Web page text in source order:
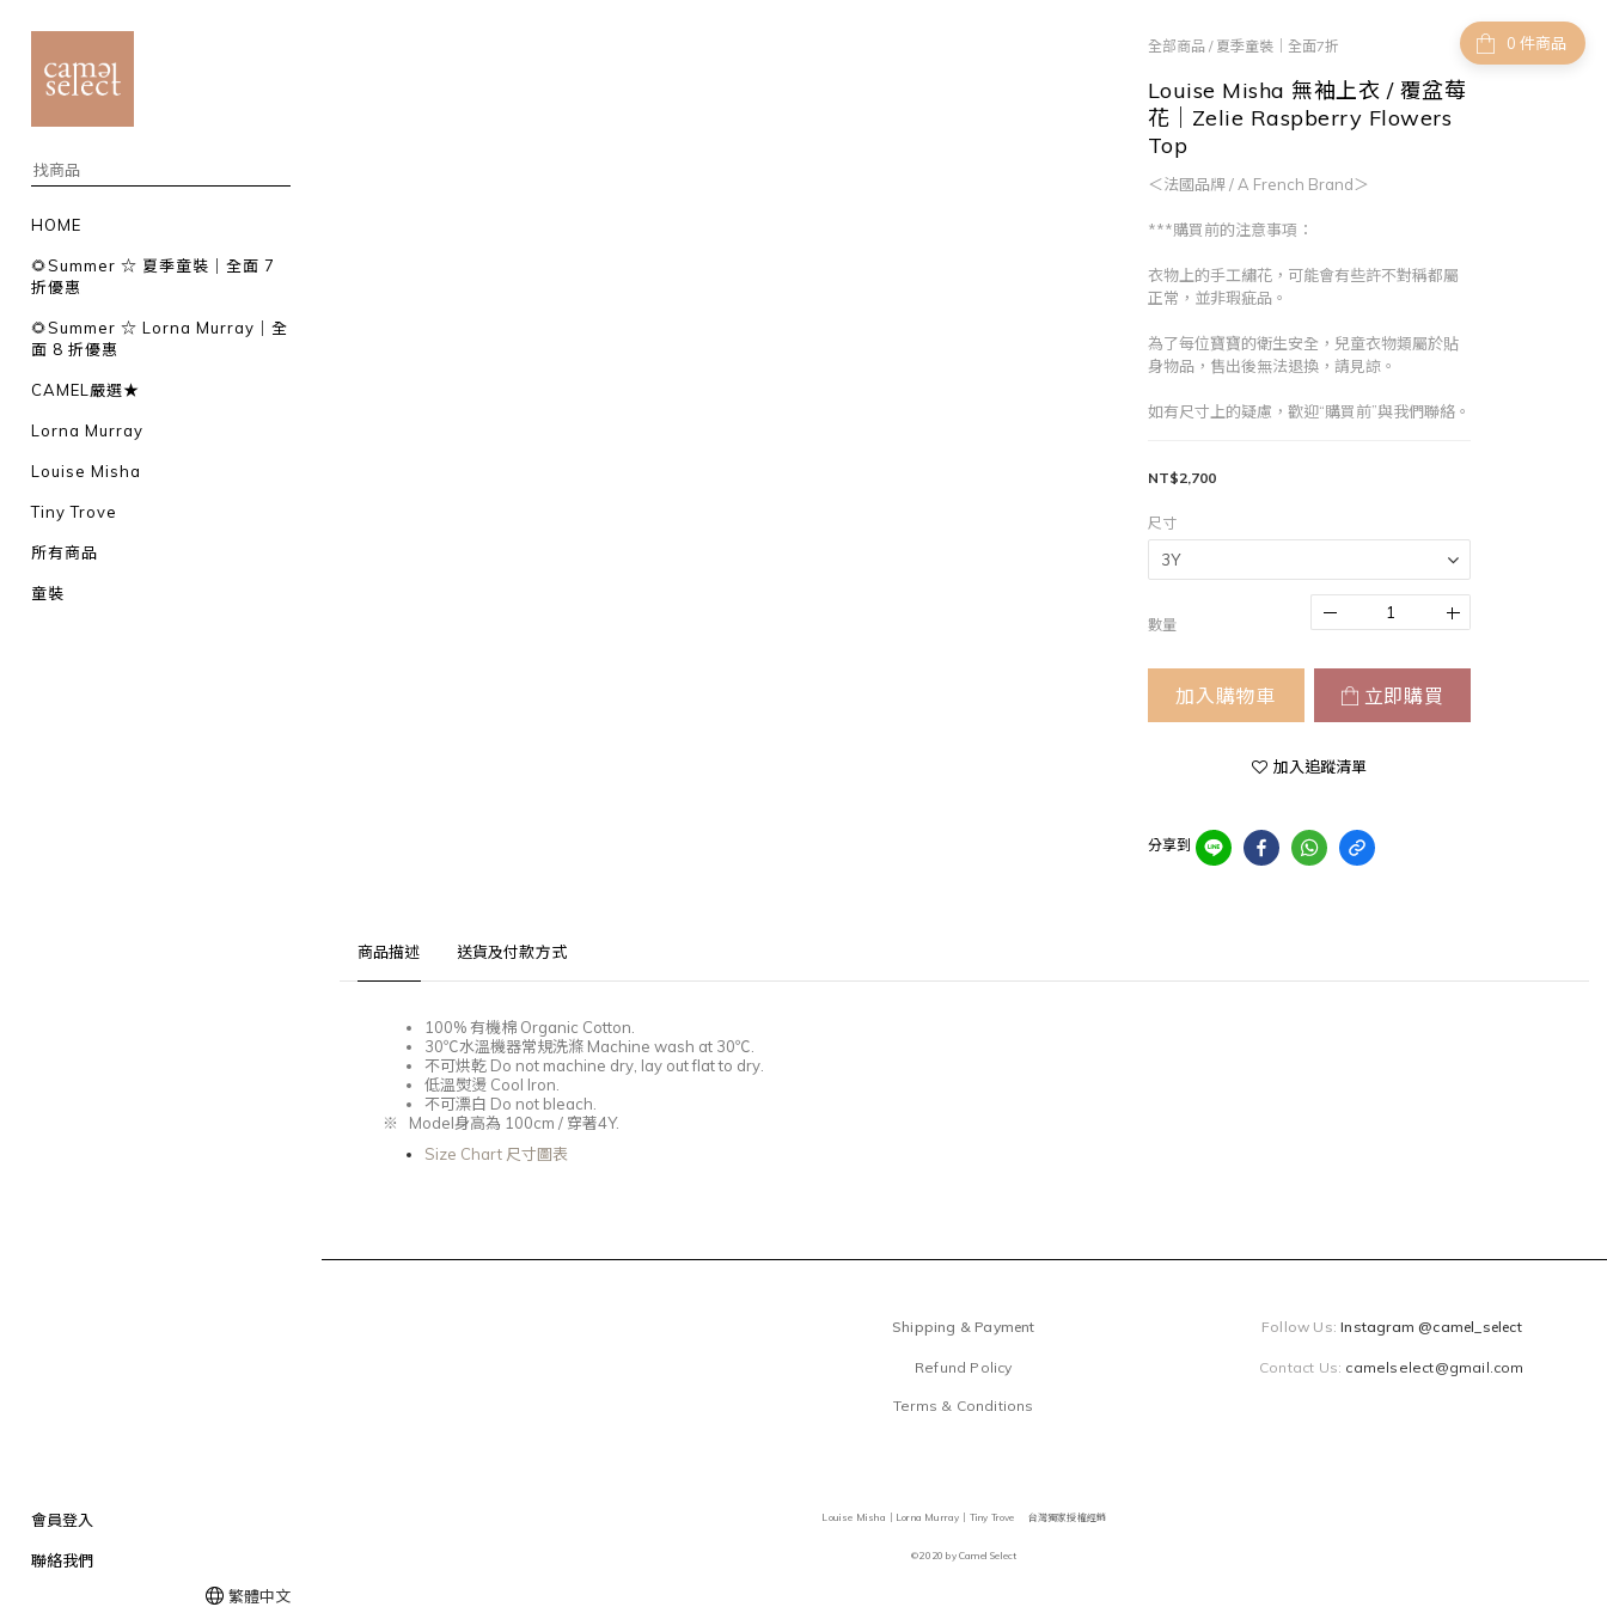
HOME
🌻Summer ☆ 夏季童裝｜全面 7
折優惠
🌻Summer ☆ Lorna Murray｜全
面 8 折優惠
CAMEL嚴選★
Lorna Murray
Louise Misha
Tiny Trove
所有商品
童裝
會員登入
聯絡我們
繁體中文
件商品
全部商品 / 夏季童裝｜全面7折
Louise Misha 無袖上衣 / 覆盆莓
花｜Zelie Raspberry Flowers
Top
＜法國品牌 / A French Brand＞
***購買前的注意事項：
衣物上的手工繡花，可能會有些許不對稱都屬
正常，並非瑕疵品。
為了每位寶寶的衛生安全，兒童衣物類屬於貼
身物品，售出後無法退換，請見諒。
如有尺寸上的疑慮，歡迎“購買前”與我們聯絡。
NT$2,700
尺寸
數量
加入購物車 立即購買
加入追蹤清單
分享到
商品描述 送貨及付款方式
100% 有機棉Organic Cotton.
30℃水溫機器常規洗滌Machine wash at 30℃.
不可烘乾Do not machine dry, lay out flat to dry.
低溫熨燙Cool Iron.
不可漂白 Do not bleach.
※
Model身高為 100cm / 穿著4Y.
Size Chart 尺寸圖表
Shipping & Payment
Refund Policy
Terms & Conditions
Follow Us:Instagram @camel_select
Contact Us: camelselect@gmail.com
Louise Misha｜Lorna Murray｜Tiny Trove 台灣獨家授權經銷
©2020 by Camel Select